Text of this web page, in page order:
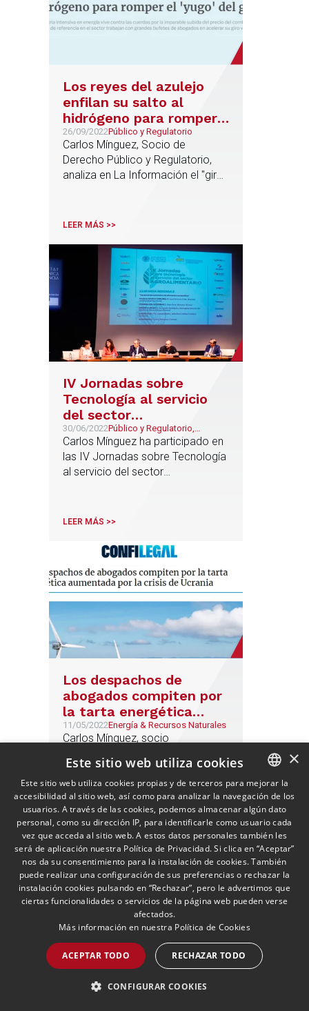
Los reyes del azulejo
enfilan su salto al
hidrógeno para romper
el ‘yugo’ del gas
26/09/2022Público y Regulatorio
Carlos Mínguez, Socio de
Derecho Público y Regulatorio,
analiza en La Información el "giro
LEER MÁS >>
IV Jornadas sobre
Tecnología al servicio
del sector
Agroalimentario
30/06/2022Público y Regulatorio,
Agroalimentario
Carlos Mínguez ha participado en
las IV Jornadas sobre Tecnología
al servicio del sector
Valencia
LEER MÁS >>
Los despachos de
abogados compiten por
la tarta energética
aumentada por la crisis
de Ucrania
11/05/2022Energía & Recursos Naturales
Carlos Mínguez, socio
de Energía y Recursos Naturales,
explica en Confilegal cómo
funciona la práctica de la firma en
esta materia
LEER MÁS >>
difícilmente pueden
SPANISH
ENGLISH
PORTUGUESE
×
Este sitio web utiliza cookies
Este sitio web utiliza cookies propias y de terceros para mejorar la
accesibilidad al sitio web, así como para analizar la navegación de los
usuarios. A través de las cookies, podemos almacenar algún dato
personal, como su dirección IP, para identificarle como usuario cada
vez que acceda al sitio web. A estos datos personales también les
será de aplicación nuestra Política de Privacidad. Si clica en “Aceptar”
nos da su consentimiento para la instalación de cookies. También
puede realizar una configuración de sus preferencias o rechazar la
instalación cookies pulsando en “Rechazar”, pero le advertimos que
ciertas funcionalidades o servicios de la página web pueden verse
afectados.
Más información en nuestra Política de Cookies
ACEPTAR TODO RECHAZAR TODO
CONFIGURAR COOKIES